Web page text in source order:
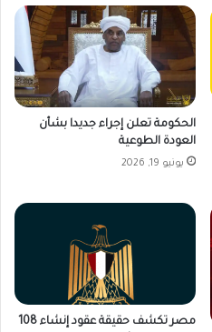
الحكومة تعلن إجراء جديدا بشأن
العودة الطوعية
يونيو 19, 2026
مصر تكشف حقيقة عقود إنشاء 108